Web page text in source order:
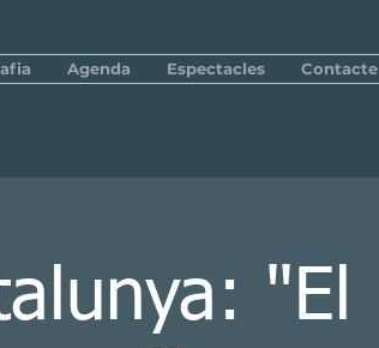
Agenda Espectacles Contacte
"El